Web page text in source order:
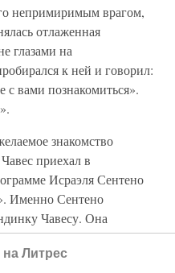
непримиримым врагом,
отлаженная
глазами на
к ней и говорил:
с вами познакомиться».
знакомство
приехал в
Исраэля Сентено
Именно Сентено
Чавесу. Она
Литрес